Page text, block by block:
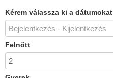
Kérem válassza ki a dátumokat
Felnőtt